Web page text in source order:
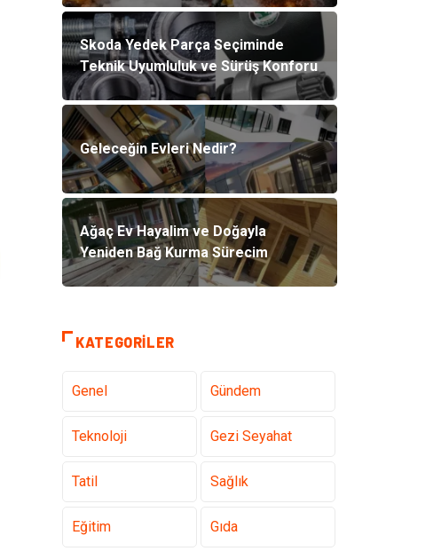
Skoda Yedek Parça Seçiminde
Teknik Uyumluluk ve Sürüş Konforu
Geleceğin Evleri Nedir?
Ağaç Ev Hayalim ve Doğayla
Yeniden Bağ Kurma Sürecim
KATEGORILER
Genel Gündem
Teknoloji Gezi Seyahat
Tatil Sağlık
Eğitim Gıda